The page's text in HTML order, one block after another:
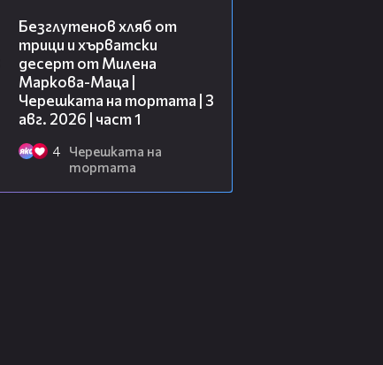
Безглутенов хляб от
трици и хърватски
десерт от Милена
Маркова-Маца |
Черешката на тортата | 3
авг. 2026 | част 1
4
Черешката на
тортата